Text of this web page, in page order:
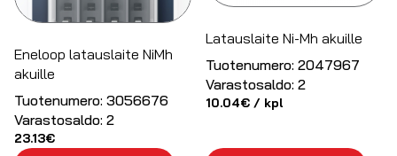
Eneloop latauslaite NiMh
akuille
Tuotenumero: 3056676
Varastosaldo: 2
23.13€
Latauslaite Ni-Mh akuille
Tuotenumero: 2047967
Varastosaldo: 2
10.04€ / kpl